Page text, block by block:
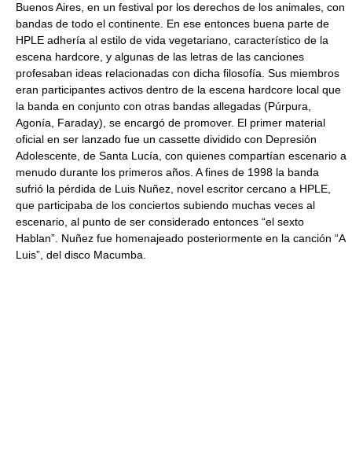
Buenos Aires, en un festival por los derechos de los animales, con
bandas de todo el continente. En ese entonces buena parte de
HPLE adhería al estilo de vida vegetariano, característico de la
escena hardcore, y algunas de las letras de las canciones
profesaban ideas relacionadas con dicha filosofía. Sus miembros
eran participantes activos dentro de la escena hardcore local que
la banda en conjunto con otras bandas allegadas (Púrpura,
Agonía, Faraday), se encargó de promover. El primer material
oficial en ser lanzado fue un cassette dividido con Depresión
Adolescente, de Santa Lucía, con quienes compartían escenario a
menudo durante los primeros años. A fines de 1998 la banda
sufrió la pérdida de Luis Nuñez, novel escritor cercano a HPLE,
que participaba de los conciertos subiendo muchas veces al
escenario, al punto de ser considerado entonces “el sexto
Hablan”. Nuñez fue homenajeado posteriormente en la canción “A
Luis”, del disco Macumba.